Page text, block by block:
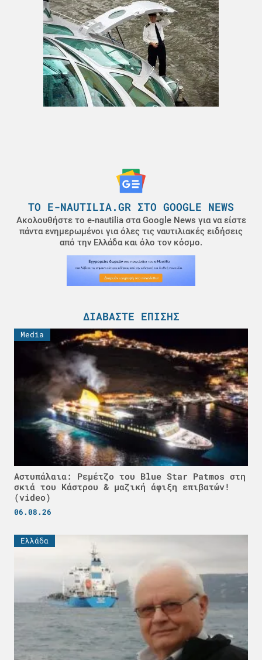
ΤΟ E-NAUTILIA.GR ΣΤΟ GOOGLE NEWS
Ακολουθήστε το e-nautilia στα Google News για να είστε
πάντα ενημερωμένοι για όλες τις ναυτιλιακές ειδήσεις
από την Ελλάδα και όλο τον κόσμο.
ΔΙΑΒΆΣΤΕ ΕΠΊΣΗΣ
Media
Αστυπάλαια: Ρεμέτζο του Blue Star Patmos στη
σκιά του Κάστρου & μαζική άφιξη επιβατών!
(video)
06.08.26
Ελλάδα